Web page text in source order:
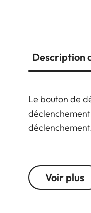
Description
Le bouton de
selon vos goûts
Voir plus